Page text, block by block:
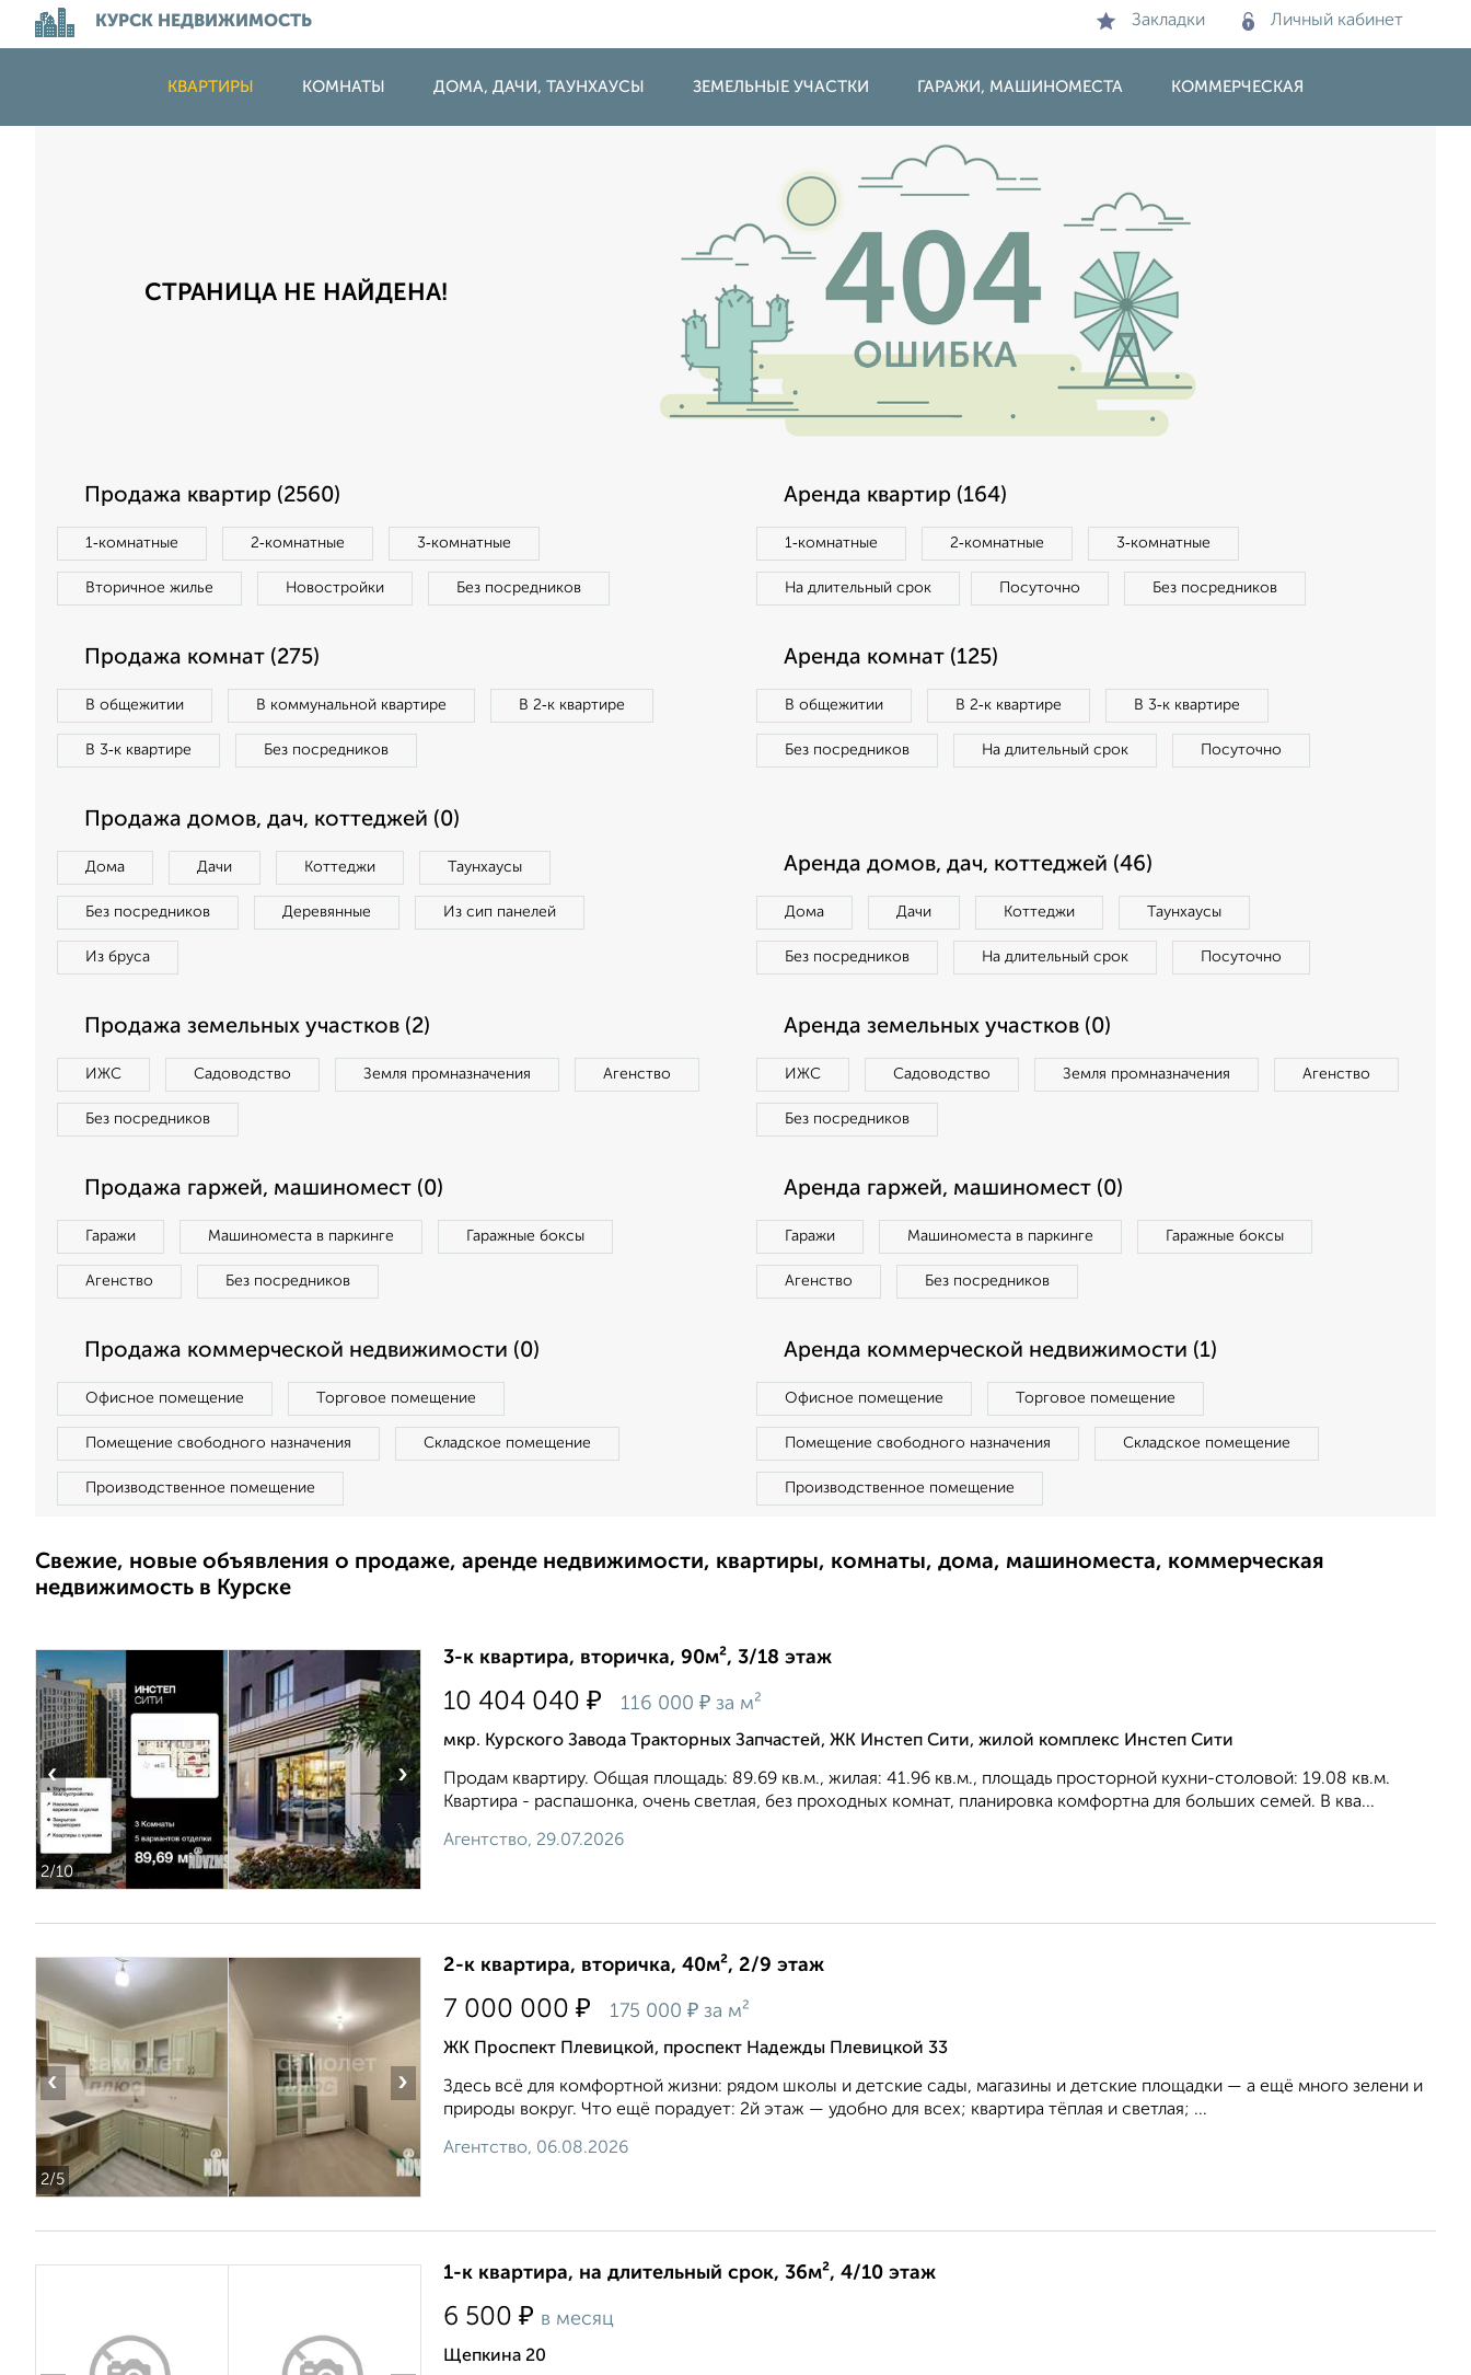
КУРСК НЕДВИЖИМОСТЬ Закладки Личный кабинет
КВАРТИРЫ КОМНАТЫ ДОМА, ДАЧИ, ТАУНХАУСЫ ЗЕМЕЛЬНЫЕ УЧАСТКИ ГАРАЖИ, МАШИНОМЕСТА КОММЕРЧЕСКАЯ
СТРАНИЦА НЕ НАЙДЕНА!
Продажа квартир (2560)
1‑комнатные 2‑комнатные 3‑комнатные
Вторичное жилье Новостройки Без посредников
Аренда квартир (164)
1‑комнатные 2‑комнатные 3‑комнатные
На длительный срок Посуточно Без посредников
Продажа комнат (275)
В общежитии В коммунальной квартире В 2‑к квартире
В 3‑к квартире Без посредников
Аренда комнат (125)
В общежитии В 2‑к квартире В 3‑к квартире
Без посредников На длительный срок Посуточно
Продажа домов, дач, коттеджей (0)
Дома Дачи Коттеджи Таунхаусы
Без посредников Деревянные Из сип панелей
Из бруса
Аренда домов, дач, коттеджей (46)
Дома Дачи Коттеджи Таунхаусы
Без посредников На длительный срок Посуточно
Продажа земельных участков (2)
ИЖС Садоводство Земля промназначения Агенство
Без посредников
Аренда земельных участков (0)
ИЖС Садоводство Земля промназначения Агенство
Без посредников
Продажа гаржей, машиномест (0)
Гаражи Машиноместа в паркинге Гаражные боксы
Агенство Без посредников
Аренда гаржей, машиномест (0)
Гаражи Машиноместа в паркинге Гаражные боксы
Агенство Без посредников
Продажа коммерческой недвижимости (0)
Офисное помещение Торговое помещение
Помещение свободного назначения Складское помещение
Производственное помещение
Аренда коммерческой недвижимости (1)
Офисное помещение Торговое помещение
Помещение свободного назначения Складское помещение
Производственное помещение
Свежие, новые объявления о продаже, аренде недвижимости, квартиры, комнаты, дома, машиноместа, коммерческая
недвижимость в Курске
2/10
‹ ›
3-к квартира, вторичка, 90м², 3/18 этаж
10 404 040 ₽ 116 000 ₽ за м²
мкр. Курского Завода Тракторных Запчастей, ЖК Инстеп Сити, жилой комплекс Инстеп Сити
Продам квартиру. Общая площадь: 89.69 кв.м., жилая: 41.96 кв.м., площадь просторной кухни-столовой: 19.08 кв.м.
Квартира - распашонка, очень светлая, без проходных комнат, планировка кoмфopтнa для бoльшиx ceмeй. В ква...
Агентство, 29.07.2026
2/5
‹ ›
2-к квартира, вторичка, 40м², 2/9 этаж
7 000 000 ₽ 175 000 ₽ за м²
ЖК Проспект Плевицкой, проспект Надежды Плевицкой 33
Здесь всё для комфортной жизни: рядом школы и детские сады, магазины и детские площадки — а ещё много зелени и
природы вокруг. Что ещё порадует: 2й этаж — удобно для всех; квартира тёплая и светлая; ...
Агентство, 06.08.2026
1-к квартира, на длительный срок, 36м², 4/10 этаж
6 500 ₽ в месяц
Щепкина 20